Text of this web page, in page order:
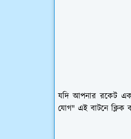
যদি আপনার রকেট
যোগ" এই বাটনে ক্লিক